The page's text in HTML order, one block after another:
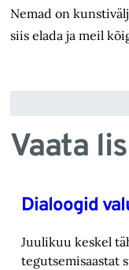
Nemad on
siis elada ja meil
Vaata
Dialoogid
Juulikuu keskel
tegutsemisaastat